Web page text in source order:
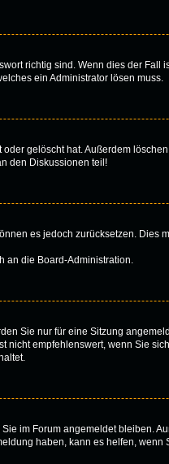
richtig sind. Wenn dies der
ein Administrator lösen muss.
gelöscht hat. Außerdem
den Diskussionen teil!
es jedoch zurücksetzen.
an die Board-Administration.
Sie nur für eine Sitzung
empfehlenswert, wenn Sie
im Forum angemeldet bleiben.
haben, kann es helfen, wenn